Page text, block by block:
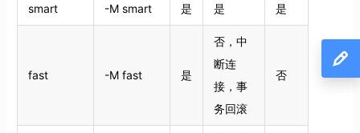
smart -M smart 是 是 是
fast -M fast 是
否，中
断连
接，事
务回滚
否